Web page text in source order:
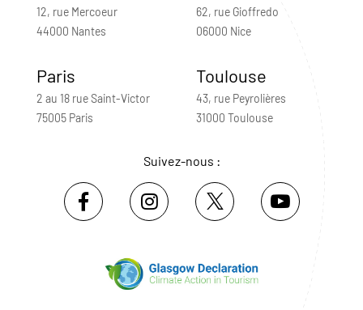
12, rue Mercoeur
44000 Nantes
62, rue Gioffredo
06000 Nice
Paris
2 au 18 rue Saint-Victor
75005 Paris
Toulouse
43, rue Peyrolières
31000 Toulouse
Suivez-nous :